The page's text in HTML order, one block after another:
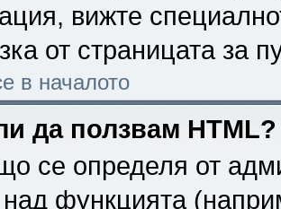
вижте
от страницата за
в началото
да ползвам HTML?
се определя от
над функцията